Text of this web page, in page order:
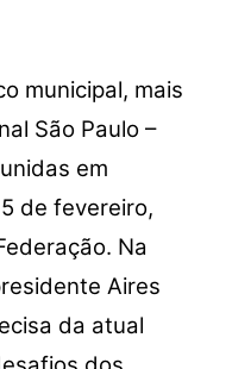
municipal, mais
São Paulo –
em
de fevereiro,
Na
Aires
da atual